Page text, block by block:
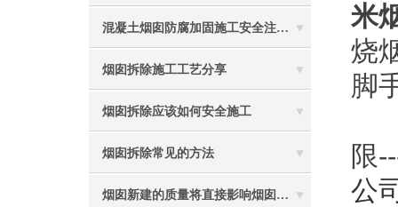
混凝土烟囱防腐加固施工安全注意事项
烟囱拆除施工工艺分享
烟囱拆除应该如何安全施工
烟囱拆除常见的方法
烟囱新建的质量将直接影响烟囱防腐工程的难度
米
烧
脚
限
公